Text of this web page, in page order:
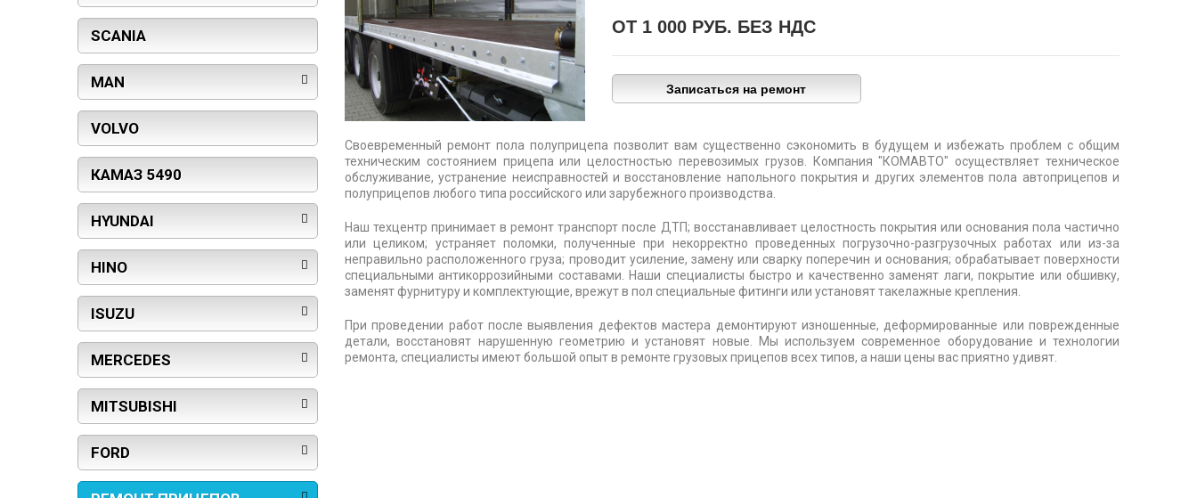
SCANIA
MAN
VOLVO
КАМАЗ 5490
HYUNDAI
HINO
ISUZU
MERCEDES
MITSUBISHI
FORD
ОТ 1 000 РУБ. БЕЗ НДС
Своевременный ремонт пола полуприцепа позволит вам существенно сэкономить в будущем и избежать проблем с общим
техническим состоянием прицепа или целостностью перевозимых грузов. Компания "КОМАВТО" осуществляет техническое
обслуживание, устранение неисправностей и восстановление напольного покрытия и других элементов пола автоприцепов и
полуприцепов любого типа российского или зарубежного производства.
Наш техцентр принимает в ремонт транспорт после ДТП; восстанавливает целостность покрытия или основания пола частично
или целиком; устраняет поломки, полученные при некорректно проведенных погрузочно-разгрузочных работах или из-за
неправильно расположенного груза; проводит усиление, замену или сварку поперечин и основания; обрабатывает поверхности
специальными антикоррозийными составами. Наши специалисты быстро и качественно заменят лаги, покрытие или обшивку,
заменят фурнитуру и комплектующие, врежут в пол специальные фитинги или установят такелажные крепления.
При проведении работ после выявления дефектов мастера демонтируют изношенные, деформированные или поврежденные
детали, восстановят нарушенную геометрию и установят новые. Мы используем современное оборудование и технологии
ремонта, специалисты имеют большой опыт в ремонте грузовых прицепов всех типов, а наши цены вас приятно удивят.